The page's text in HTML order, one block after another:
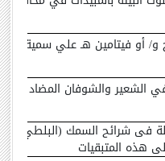
ج و/ أو فيتامين هـ علي سمية
الشعير والشوفان المضاد
فى شرائح السمك (البلطي
هذه المتبقيات